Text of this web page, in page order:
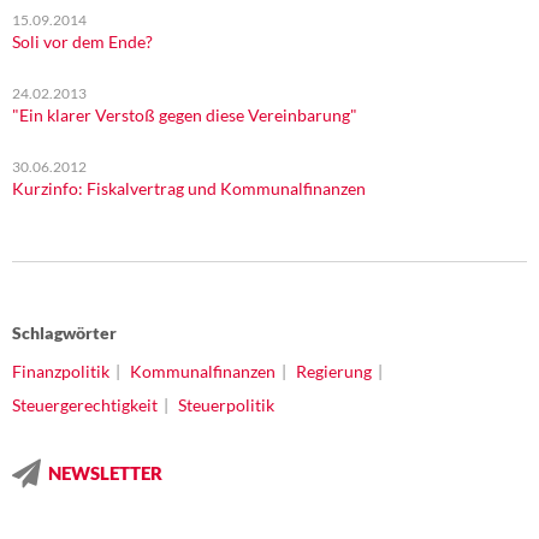
15.09.2014
Soli vor dem Ende?
24.02.2013
"Ein klarer Verstoß gegen diese Vereinbarung"
30.06.2012
Kurzinfo: Fiskalvertrag und Kommunalfinanzen
Schlagwörter
Finanzpolitik
Kommunalfinanzen
Regierung
Steuergerechtigkeit
Steuerpolitik
NEWSLETTER